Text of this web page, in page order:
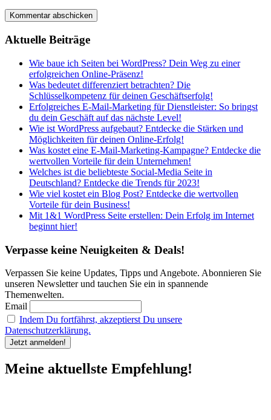
Aktuelle Beiträge
Wie baue ich Seiten bei WordPress? Dein Weg zu einer
erfolgreichen Online-Präsenz!
Was bedeutet differenziert betrachten? Die
Schlüsselkompetenz für deinen Geschäftserfolg!
Erfolgreiches E-Mail-Marketing für Dienstleister: So bringst
du dein Geschäft auf das nächste Level!
Wie ist WordPress aufgebaut? Entdecke die Stärken und
Möglichkeiten für deinen Online-Erfolg!
Was kostet eine E-Mail-Marketing-Kampagne? Entdecke die
wertvollen Vorteile für dein Unternehmen!
Welches ist die beliebteste Social-Media Seite in
Deutschland? Entdecke die Trends für 2023!
Wie viel kostet ein Blog Post? Entdecke die wertvollen
Vorteile für dein Business!
Mit 1&1 WordPress Seite erstellen: Dein Erfolg im Internet
beginnt hier!
Verpasse keine Neuigkeiten & Deals!
Verpassen Sie keine Updates, Tipps und Angebote. Abonnieren Sie
unseren Newsletter und tauchen Sie ein in spannende
Themenwelten.
Email
Indem Du fortfährst, akzeptierst Du unsere
Datenschutzerklärung.
Meine aktuellste Empfehlung!